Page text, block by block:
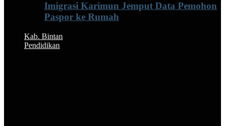
Imigrasi Karimun Jemput Data Pemohon
Paspor ke Rumah
Kab. Bintan
Pendidikan